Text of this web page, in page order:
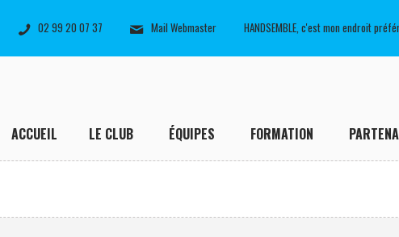
02 99 20 07 37 Mail Webmaster HANDSEMBLE, c'est mon endroit
ACCUEIL LE CLUB ÉQUIPES FORMATION